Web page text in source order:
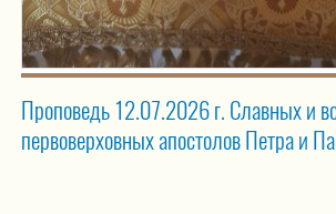
Проповедь 12.07.2026 г. Славных и
первоверховных апостолов Петра и